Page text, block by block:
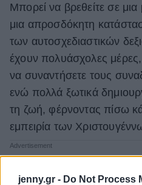
jenny.gr - Do Not Process
Μπορεί να βρεθείτε σε
μια απροσδόκητη
των αυτοσχεδιαστικών
έχουν πολυάσχολες
να συναντήσετε τους
ενώ πολλά ξωτικά
τη ζωή, φέρνοντας πίσω
εμπειρία των